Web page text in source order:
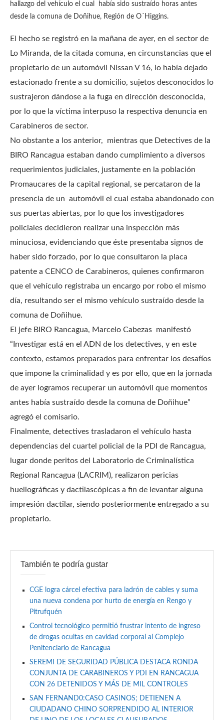
hallazgo del vehículo el cual había sido sustraído horas antes
desde la comuna de Doñihue, Región de O´Higgins.
El hecho se registró en la mañana de ayer, en el sector de
Lo Miranda, de la citada comuna, en circunstancias que el
propietario de un automóvil Nissan V 16, lo había dejado
estacionado frente a su domicilio, sujetos desconocidos lo
sustrajeron dándose a la fuga en dirección desconocida,
por lo que la víctima interpuso la respectiva denuncia en
Carabineros de sector.
No obstante a los anterior, mientras que Detectives de la
BIRO Rancagua estaban dando cumplimiento a diversos
requerimientos judiciales, justamente en la población
Promaucares de la capital regional, se percataron de la
presencia de un automóvil el cual estaba abandonado con
sus puertas abiertas, por lo que los investigadores
policiales decidieron realizar una inspección más
minuciosa, evidenciando que éste presentaba signos de
haber sido forzado, por lo que consultaron la placa
patente a CENCO de Carabineros, quienes confirmaron
que el vehículo registraba un encargo por robo el mismo
día, resultando ser el mismo vehículo sustraído desde la
comuna de Doñihue.
El jefe BIRO Rancagua, Marcelo Cabezas manifestó
“Investigar está en el ADN de los detectives, y en este
contexto, estamos preparados para enfrentar los desafíos
que impone la criminalidad y es por ello, que en la jornada
de ayer logramos recuperar un automóvil que momentos
antes había sustraído desde la comuna de Doñihue”
agregó el comisario.
Finalmente, detectives trasladaron el vehículo hasta
dependencias del cuartel policial de la PDI de Rancagua,
lugar donde peritos del Laboratorio de Criminalística
Regional Rancagua (LACRIM), realizaron pericias
huellográficas y dactilascópicas a fin de levantar alguna
impresión dactilar, siendo posteriormente entregado a su
propietario.
También te podría gustar
CGE logra cárcel efectiva para ladrón de cables y suma
una nueva condena por hurto de energía en Rengo y
Pitrufquén
Control tecnológico permitió frustrar intento de ingreso
de drogas ocultas en cavidad corporal al Complejo
Penitenciario de Rancagua
SEREMI DE SEGURIDAD PÚBLICA DESTACA RONDA
CONJUNTA DE CARABINEROS Y PDI EN RANCAGUA
CON 26 DETENIDOS Y MÁS DE MIL CONTROLES
SAN FERNAND0:CASO CASINOS; DETIENEN A
CIUDADANO CHINO SORPRENDIDO AL INTERIOR